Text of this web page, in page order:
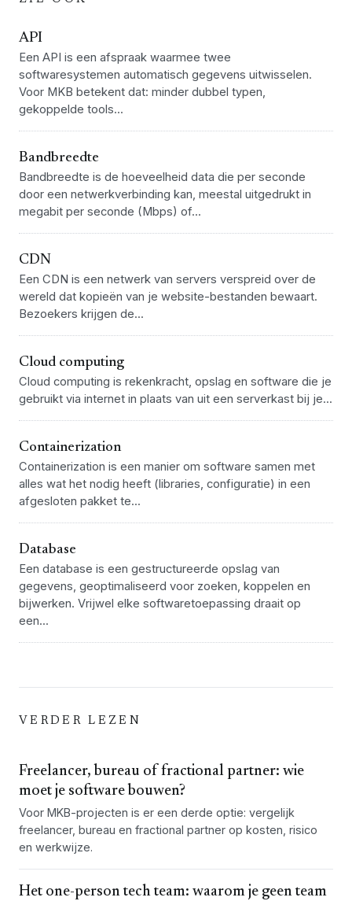
API
Een API is een afspraak waarmee twee
softwaresystemen automatisch gegevens uitwisselen.
Voor MKB betekent dat: minder dubbel typen,
gekoppelde tools...
Bandbreedte
Bandbreedte is de hoeveelheid data die per seconde
door een netwerkverbinding kan, meestal uitgedrukt in
megabit per seconde (Mbps) of...
CDN
Een CDN is een netwerk van servers verspreid over de
wereld dat kopieën van je website-bestanden bewaart.
Bezoekers krijgen de...
Cloud computing
Cloud computing is rekenkracht, opslag en software die je
gebruikt via internet in plaats van uit een serverkast bij je...
Containerization
Containerization is een manier om software samen met
alles wat het nodig heeft (libraries, configuratie) in een
afgesloten pakket te...
Database
Een database is een gestructureerde opslag van
gegevens, geoptimaliseerd voor zoeken, koppelen en
bijwerken. Vrijwel elke softwaretoepassing draait op
een...
VERDER LEZEN
Freelancer, bureau of fractional partner: wie
moet je software bouwen?
Voor MKB-projecten is er een derde optie: vergelijk
freelancer, bureau en fractional partner op kosten, risico
en werkwijze.
Het one-person tech team: waarom je geen team